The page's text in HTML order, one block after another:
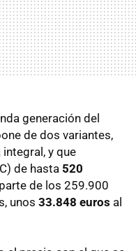
generación del
de dos variantes,
y que
de hasta 520
de los 259.900
unos 33.848 euros al